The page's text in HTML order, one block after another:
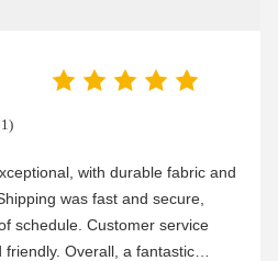
with durable fabric and
was fast and secure,
schedule. Customer service
friendly. Overall, a fantastic